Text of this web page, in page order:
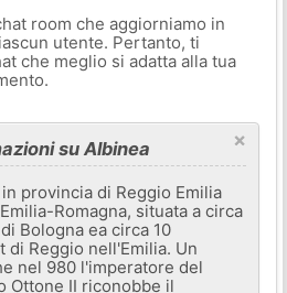
room che aggiorniamo in
utente. Pertanto, ti
che meglio si adatta alla tua
×
su Albinea
provincia di Reggio Emilia
Romagna, situata a circa
Bologna ea circa 10
di Reggio nell'Emilia. Un
nel 980 l'imperatore del
Ottone II riconobbe il